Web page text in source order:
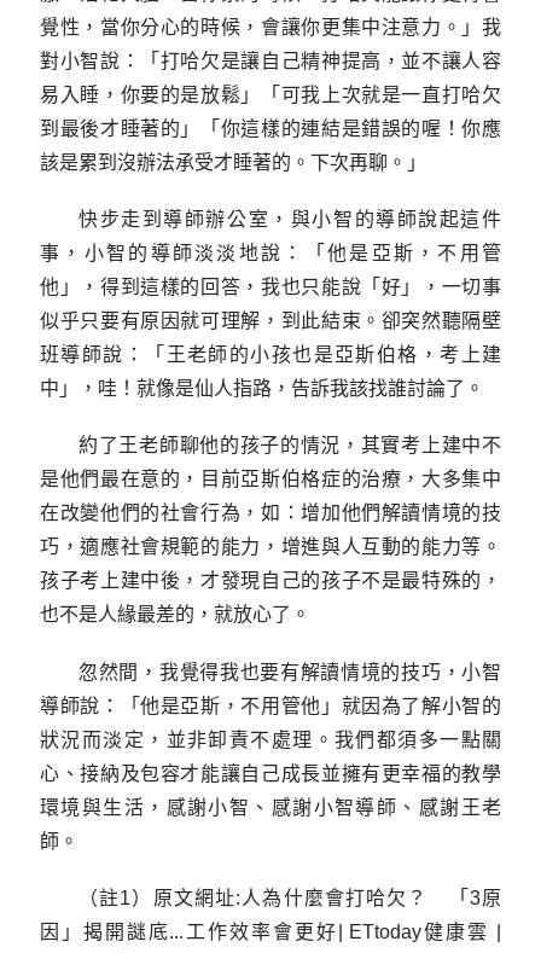
覺性，當你分心的時候，會讓你更集中注意力。」我
對小智說：「打哈欠是讓自己精神提高，並不讓人容
易入睡，你要的是放鬆」「可我上次就是一直打哈欠
到最後才睡著的」「你這樣的連結是錯誤的喔！你應
該是累到沒辦法承受才睡著的。下次再聊。」
快步走到導師辦公室，與小智的導師說起這件
事，小智的導師淡淡地說：「他是亞斯，不用管
他」，得到這樣的回答，我也只能說「好」，一切事
似乎只要有原因就可理解，到此結束。卻突然聽隔壁
班導師說：「王老師的小孩也是亞斯伯格，考上建
中」，哇！就像是仙人指路，告訴我該找誰討論了。
約了王老師聊他的孩子的情況，其實考上建中不
是他們最在意的，目前亞斯伯格症的治療，大多集中
在改變他們的社會行為，如：增加他們解讀情境的技
巧，適應社會規範的能力，增進與人互動的能力等。
孩子考上建中後，才發現自己的孩子不是最特殊的，
也不是人緣最差的，就放心了。
忽然間，我覺得我也要有解讀情境的技巧，小智
導師說：「他是亞斯，不用管他」就因為了解小智的
狀況而淡定，並非卸責不處理。我們都須多一點關
心、接納及包容才能讓自己成長並擁有更幸福的教學
環境與生活，感謝小智、感謝小智導師、感謝王老
師。
（註1）原文網址:人為什麼會打哈欠？ 「3原
因」揭開謎底...工作效率會更好| ETtoday健康雲 |